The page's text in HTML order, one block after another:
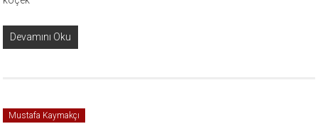
Devamını Oku
Mustafa Kaymakçı